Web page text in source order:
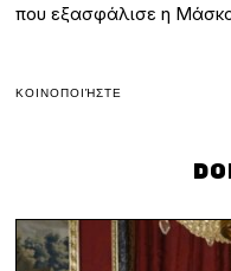
που εξασφάλισε η
ΚΟΙΝΟΠΟΙΉΣΤΕ